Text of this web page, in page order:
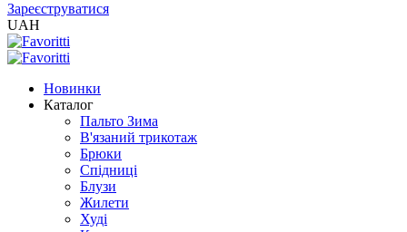
Зареєструватися
UAH
Новинки
Каталог
Пальто Зима
В'язаний трикотаж
Брюки
Спідниці
Блузи
Жилети
Худі
EXCEL
2005
(Опт)
XLSX